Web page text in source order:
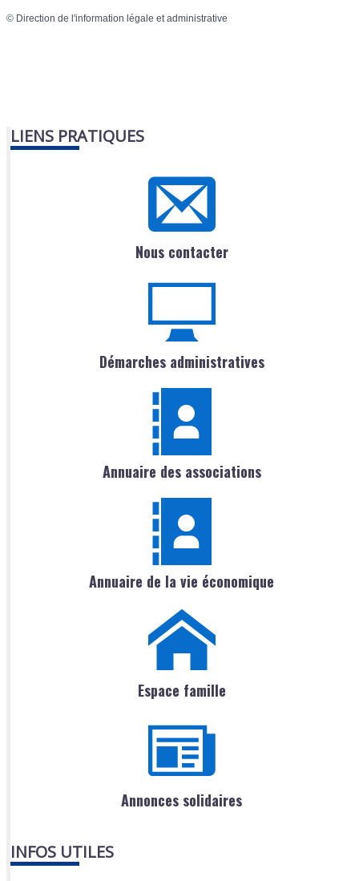
© Direction de l'information légale et administrative
LIENS PRATIQUES
Nous contacter
Démarches administratives
Annuaire des associations
Annuaire de la vie économique
Espace famille
Annonces solidaires
INFOS UTILES